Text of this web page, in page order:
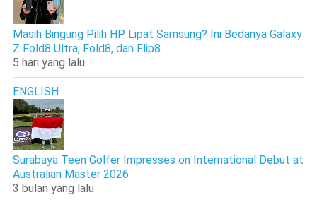
Masih Bingung Pilih HP Lipat Samsung? Ini Bedanya Galaxy
Z Fold8 Ultra, Fold8, dan Flip8
5 hari yang lalu
ENGLISH
Surabaya Teen Golfer Impresses on International Debut at
Australian Master 2026
3 bulan yang lalu